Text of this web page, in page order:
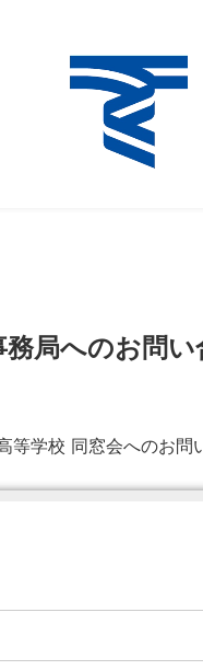
務局へのお問い
等学校 同窓会へのお問